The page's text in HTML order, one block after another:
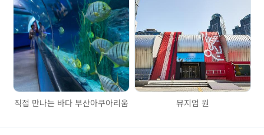
직접 만나는 바다 부산아쿠아리움 뮤지엄 원